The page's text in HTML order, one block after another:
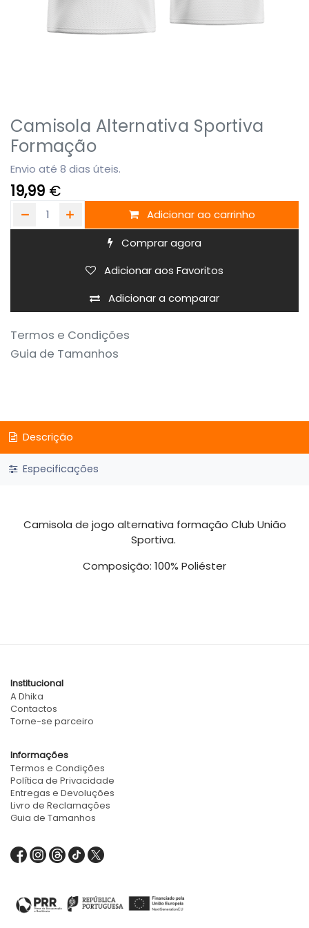
Camisola Alternativa Sportiva
Formação
Envio até 8 dias úteis.
19,99 €
Adicionar ao carrinho
Comprar agora
Adicionar a comparar
Adicionar aos Favoritos
Termos e Condições
Guia de Tamanhos
Descrição
Especificações
Camisola de jogo alternativa formação Club União
Sportiva.
Composição: 100% Poliéster
Institucional
A Dhika
Contactos
Torne-se parceiro
Informações
Termos e Condições
Política de Privacidade
Entregas e Devoluções
Livro de Reclamações
Guia de Tamanhos